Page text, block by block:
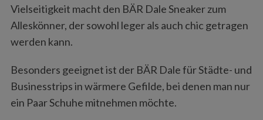
Vielseitigkeit macht den BÄR Dale Sneaker zum
Alleskönner, der sowohl leger als auch chic getragen
werden kann.
Besonders geeignet ist der BÄR Dale für Städte- und
Businesstrips in wärmere Gefilde, bei denen man nur
ein Paar Schuhe mitnehmen möchte.